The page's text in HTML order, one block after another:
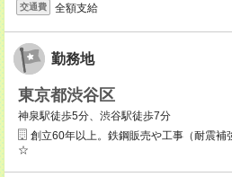
交通費 全額支給
勤務地
東京都渋谷区
神泉駅徒歩5分、渋谷駅徒歩7分
創立60年以上。鉄鋼販売や工事（耐震補
☆